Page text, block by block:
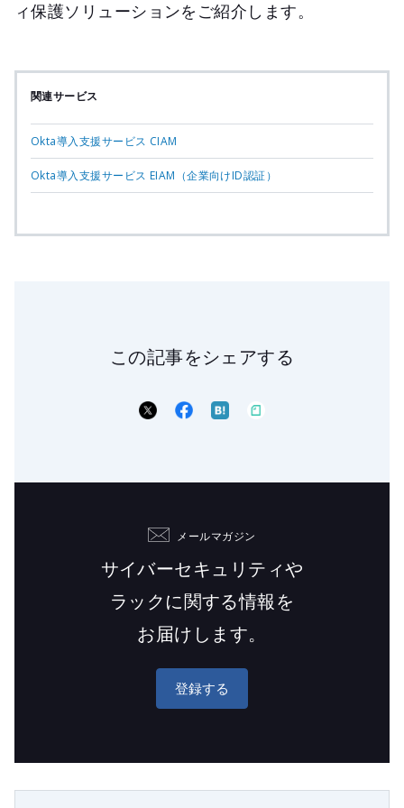
ィ保護ソリューションをご紹介します。
関連サービス
Okta導入支援サービス CIAM
Okta導入支援サービス EIAM（企業向けID認証）
この記事をシェアする
メールマガジン
サイバーセキュリティや
ラックに関する情報を
お届けします。
登録する